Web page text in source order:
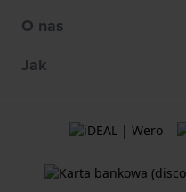
O nas
Jak